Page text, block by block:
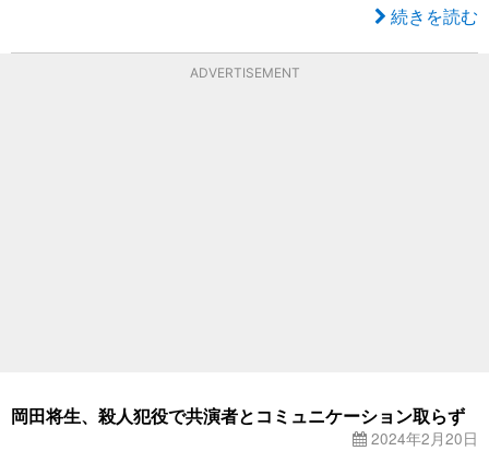
続きを読む
ADVERTISEMENT
岡田将生、殺人犯役で共演者とコミュニケーション取らず
2024年2月20日